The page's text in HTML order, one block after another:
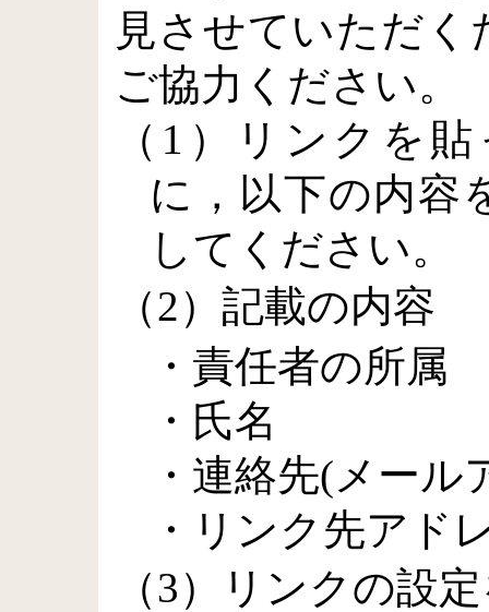
見させていただ
ご協力ください。
（1）リンクを
に，以下の内容
してください。
（2）記載の内容
・責任者の所属
・氏名
・連絡先(メール
・リンク先アド
（3）リンクの設